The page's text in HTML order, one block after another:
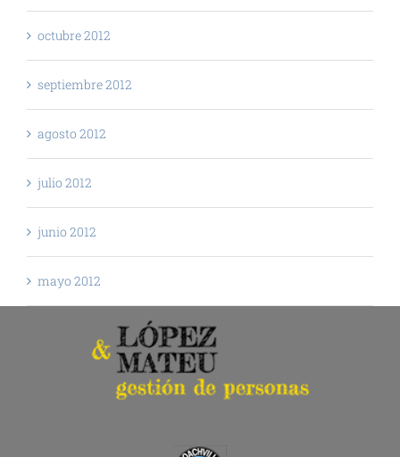
octubre 2012
septiembre 2012
agosto 2012
julio 2012
junio 2012
mayo 2012